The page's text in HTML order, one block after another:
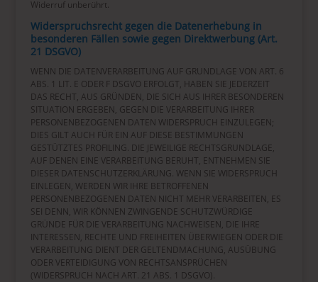
Widerruf unberührt.
Widerspruchsrecht gegen die Datenerhebung in
besonderen Fällen sowie gegen Direktwerbung (Art.
21 DSGVO)
WENN DIE DATENVERARBEITUNG AUF GRUNDLAGE VON ART. 6
ABS. 1 LIT. E ODER F DSGVO ERFOLGT, HABEN SIE JEDERZEIT
DAS RECHT, AUS GRÜNDEN, DIE SICH AUS IHRER BESONDEREN
SITUATION ERGEBEN, GEGEN DIE VERARBEITUNG IHRER
PERSONENBEZOGENEN DATEN WIDERSPRUCH EINZULEGEN;
DIES GILT AUCH FÜR EIN AUF DIESE BESTIMMUNGEN
GESTÜTZTES PROFILING. DIE JEWEILIGE RECHTSGRUNDLAGE,
AUF DENEN EINE VERARBEITUNG BERUHT, ENTNEHMEN SIE
DIESER DATENSCHUTZERKLÄRUNG. WENN SIE WIDERSPRUCH
EINLEGEN, WERDEN WIR IHRE BETROFFENEN
PERSONENBEZOGENEN DATEN NICHT MEHR VERARBEITEN, ES
SEI DENN, WIR KÖNNEN ZWINGENDE SCHUTZWÜRDIGE
GRÜNDE FÜR DIE VERARBEITUNG NACHWEISEN, DIE IHRE
INTERESSEN, RECHTE UND FREIHEITEN ÜBERWIEGEN ODER DIE
VERARBEITUNG DIENT DER GELTENDMACHUNG, AUSÜBUNG
ODER VERTEIDIGUNG VON RECHTSANSPRÜCHEN
(WIDERSPRUCH NACH ART. 21 ABS. 1 DSGVO).